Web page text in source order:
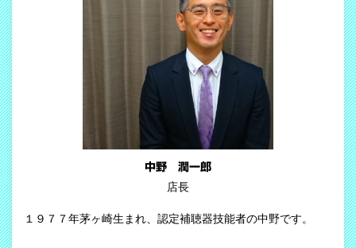
中野 潤一郎
店長
１９７７年茅ヶ崎生まれ、認定補聴器技能者の中野です。